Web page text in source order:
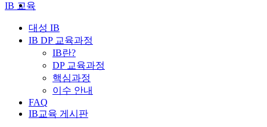
IB 교육
대성 IB
IB DP 교육과정
IB란?
DP 교육과정
핵심과정
이수 안내
FAQ
IB교육 게시판